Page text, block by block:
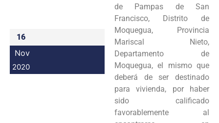
16
Nov
2020
de Pampas de San
Francisco, Distrito de
Moquegua, Provincia
Mariscal Nieto,
Departamento de
Moquegua, el mismo que
deberá de ser destinado
para vivienda, por haber
sido calificado
favorablemente al